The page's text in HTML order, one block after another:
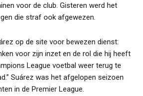
voor de club. Gisteren werd het
die straf ook afgewezen.
op de site voor bewezen dienst:
voor zijn inzet en de rol die hij heeft
League voetbal weer terug te
Suárez was het afgelopen seizoen
in de Premier League.